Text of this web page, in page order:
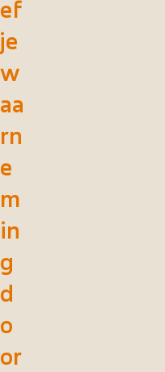
ef
je
w
aa
rn
e
m
in
g
d
o
or